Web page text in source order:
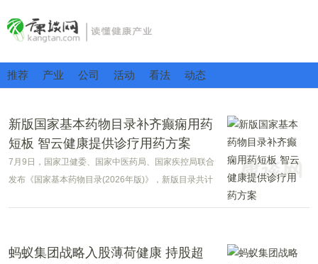
推荐 产业 公司 活动 看法 动态
新版国家基本药物目录补齐癫痫用药
短板 智云健康提供诊疗用药方案
7月9日，国家卫健委、国家中医药局、国家疾控局联合
发布《国家基本药物目录(2026年版)》，新版目录共计
蚂蚁集团战略入股薄荷健康 持股超